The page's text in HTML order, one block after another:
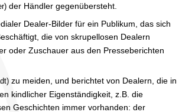
der Händler gegenübersteht.
Dealer-Bilder für ein Publikum, das sich
die von skrupellosen Dealern
oder Zuschauer aus den Presseberichten
zu meiden, und berichtet von Dealern, die in
kindlicher Eigenständigkeit, z.B. die
Geschichten immer vorhanden: der